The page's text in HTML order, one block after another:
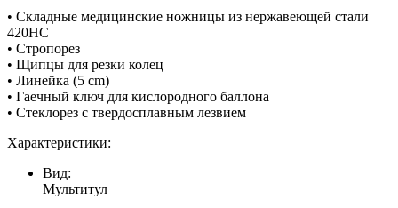
• Складные медицинские ножницы из нержавеющей стали
420HC
• Стропорез
• Щипцы для резки колец
• Линейка (5 cm)
• Гаечный ключ для кислородного баллона
• Стеклорез с твердосплавным лезвием
Характеристики:
Вид:
Мультитул